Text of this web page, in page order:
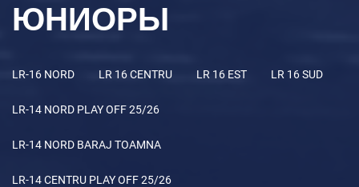
ЮНИОРЫ
LR-16 NORD LR 16 CENTRU LR 16 EST LR 16 SUD
LR-14 NORD PLAY OFF 25/26
LR-14 NORD BARAJ TOAMNA
LR-14 CENTRU PLAY OFF 25/26